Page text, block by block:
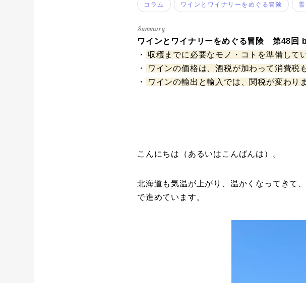
コラム ワインとワイナリーをめぐる冒険
ワインとワイナリーをめぐる冒険 第48回
・
収穫までに必要なモノ・コトを準備して
・
ワインの価格は、酒税が加わって消費税
・
ワインの輸出と輸入では、関税が変わり
こんにちは（あるいはこんばんは）。
北海道も気温が上がり、温かくなってきて
で進めています。